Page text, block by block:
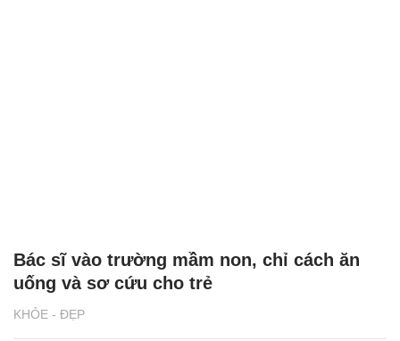
KHỎE - ĐẸP
Bác sĩ vào trường mầm non, chỉ cách ăn
uống và sơ cứu cho trẻ